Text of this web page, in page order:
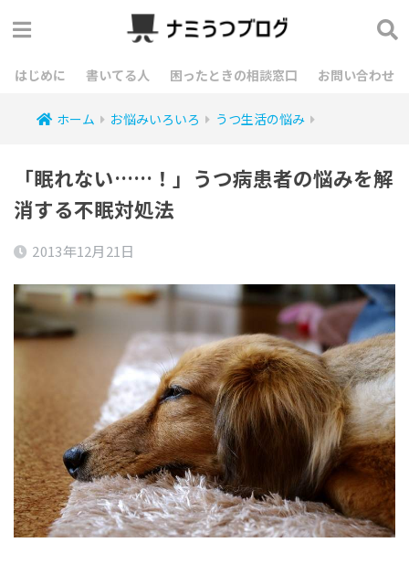
はじめに 書いてる人 困ったときの相談窓口 お問い合わせ
ホーム お悩みいろいろ うつ生活の悩み
「眠れない……！」うつ病患者の悩みを解
消する不眠対処法
2013年12月21日